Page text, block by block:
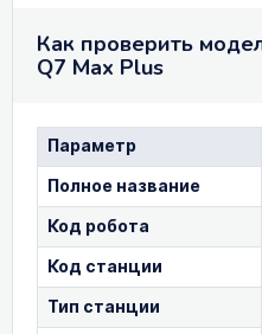
Как проверить
Q7 Max Plus
Параметр
Полное название
Код робота
Код станции
Тип станции